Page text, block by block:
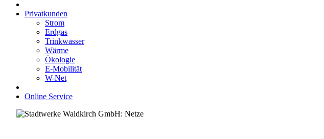
Privatkunden
Strom
Erdgas
Trinkwasser
Wärme
Ökologie
E-Mobilität
W-Net
Online Service